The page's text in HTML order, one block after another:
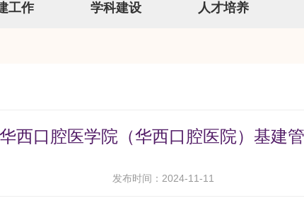
工作 学科建设 人才培养
西口腔医学院（华西口腔医院）基建
发布时间：2024-11-11